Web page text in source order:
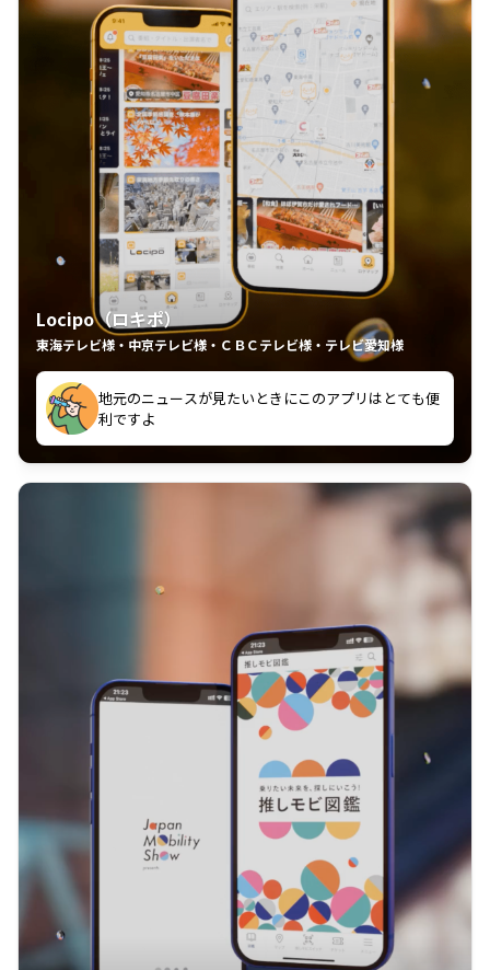
Locipo（ロキポ）
東海テレビ様・中京テレビ様・ＣＢＣテレビ様・テレビ愛知様
中京テレビのおもしろ番組が視聴可能地域外からも見
れるの嬉しいポイント
いつも利用させていただいております！